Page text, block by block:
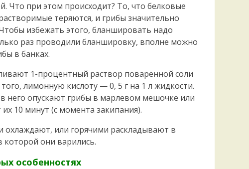
Что при этом происходит? То, что белковые
теряются, и грибы значительно
избежать этого, бланшировать надо
раз проводили бланшировку, вполне можно
в банках.
1-процентный раствор поваренной соли
лимонную кислоту — 0, 5 г на 1 л жидкости.
него опускают грибы в марлевом мешочке или
10 минут (с момента закипания).
или горячими раскладывают в
они варились.
особенностях